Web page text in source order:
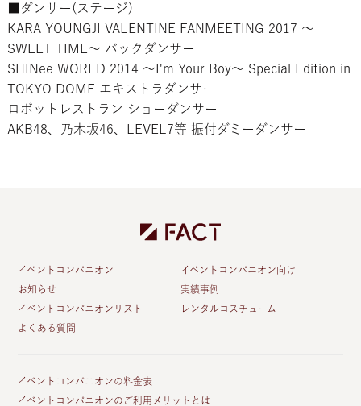
■ダンサー(ステージ)
KARA YOUNGJI VALENTINE FANMEETING 2017 ～
SWEET TIME～ バックダンサー
SHINee WORLD 2014 ～I'm Your Boy～ Special Edition in
TOKYO DOME エキストラダンサー
ロボットレストラン ショーダンサー
AKB48、乃木坂46、LEVEL7等 振付ダミーダンサー
イベントコンパニオン
イベントコンパニオン向け
お知らせ
実績事例
イベントコンパニオンリスト
レンタルコスチューム
よくある質問
イベントコンパニオンの料金表
イベントコンパニオンのご利用メリットとは